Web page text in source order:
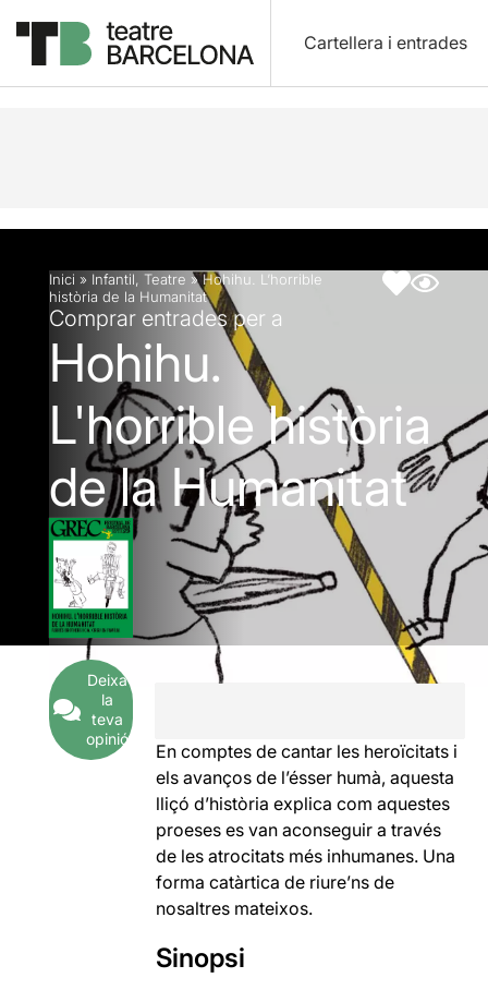
Cartellera i entrades
Descripció Fitxa artística Fotos i vídeos
Inici » Infantil, Teatre »Hohihu. L’horrible
història de la Humanitat
Comprar entrades per a
Hohihu.
L'horrible història
de la Humanitat
Deixa
la
teva
opinió
En comptes de cantar les heroïcitats i
els avanços de l’ésser humà, aquesta
lliçó d’història explica com aquestes
proeses es van aconseguir a través
de les atrocitats més inhumanes. Una
forma catàrtica de riure’ns de
nosaltres mateixos.
Sinopsi